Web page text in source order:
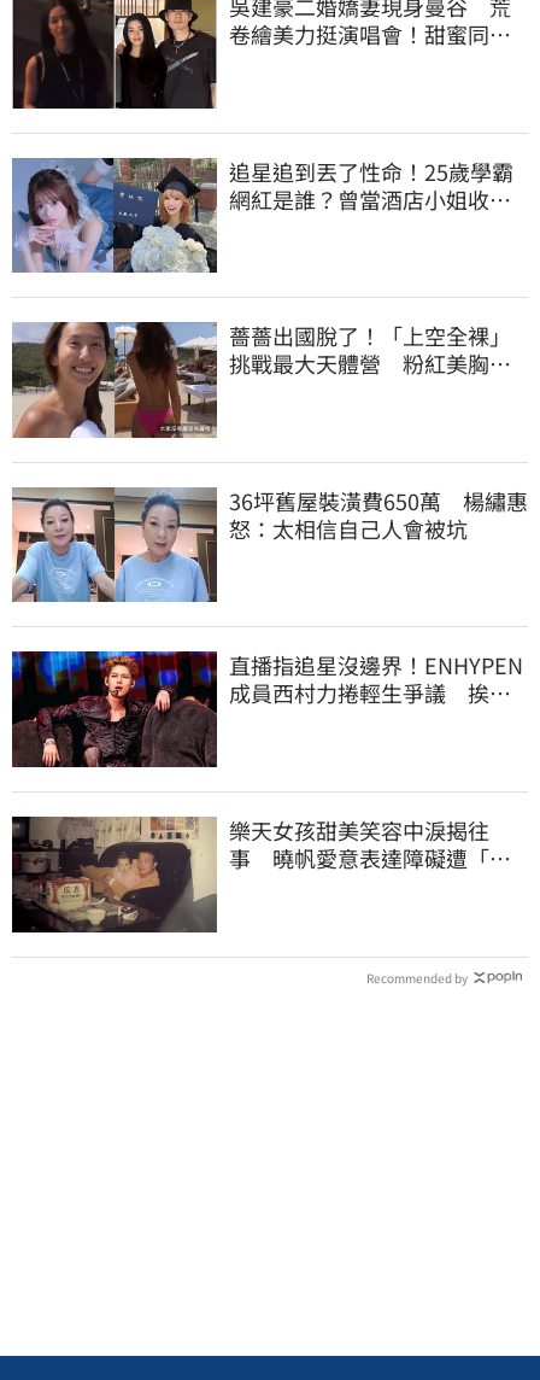
卷繪美力挺演唱會！甜蜜同框
追星追到丟了性命！25歲學霸
網紅是誰？曾當酒店小姐收入
薔薔出國脫了！「上空全裸」
挑戰最大天體營 粉紅美胸被
36坪舊屋裝潢費650萬 楊繡惠
怒：太相信自己人會被坑
直播指追星沒邊界！ENHYPEN
成員西村力捲輕生爭議 挨
樂天女孩甜美笑容中淚揭往
事 曉帆愛意表達障礙遭「粉
Recommended by